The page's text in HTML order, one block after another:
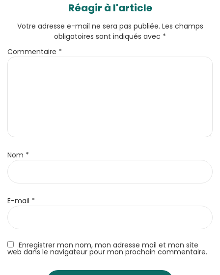
Réagir à l'article
Enregistrer mon nom, mon adresse mail et mon site
web dans le navigateur pour mon prochain commentaire.
Votre adresse e-mail ne sera pas publiée. Les champs
obligatoires sont indiqués avec *
Commentaire *
Nom *
E-mail *